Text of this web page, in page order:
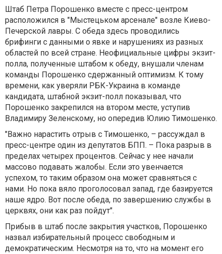
Штаб Петра Порошенко вместе с пресс-центром
расположился в "Мыстецьком арсенале" возле Киево-
Печерской лавры. С обеда здесь проводились
брифинги с данными о явке и нарушениях из разных
областей по всей стране. Неофициальные цифры экзит-
полла, полученные штабом к обеду, внушали членам
команды Порошенко сдержанный оптимизм. К тому
времени, как уверяли РБК-Украина в команде
кандидата, штабной экзит-полл показывал, что
Порошенко закрепился на втором месте, уступив
Владимиру Зеленскому, но опередив Юлию Тимошенко.
"Важно нарастить отрыв с Тимошенко, – рассуждал в
пресс-центре один из депутатов БПП. – Пока разрыв в
пределах четырех процентов. Сейчас у нее начали
массово подавать жалобы. Если это увенчается
успехом, то таким образом она может сравняться с
нами. Но пока вяло проголосовал запад, где базируется
наше ядро. Вот после обеда, по завершению службы в
церквях, они как раз пойдут".
Прибыв в штаб после закрытия участков, Порошенко
назвал избирательный процесс свободным и
демократическим. Несмотря на то, что на момент его